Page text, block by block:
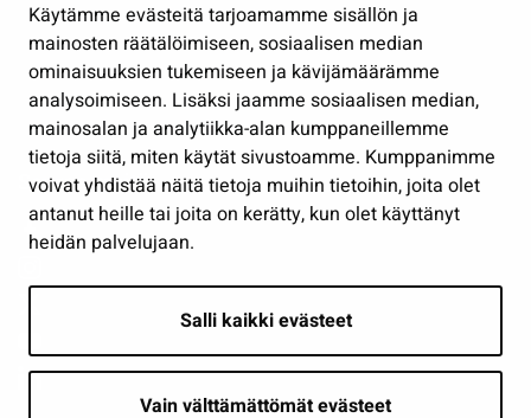
Käytämme evästeitä tarjoamamme sisällön ja
mainosten räätälöimiseen, sosiaalisen median
ominaisuuksien tukemiseen ja kävijämäärämme
analysoimiseen. Lisäksi jaamme sosiaalisen median,
mainosalan ja analytiikka-alan kumppaneillemme
tietoja siitä, miten käytät sivustoamme. Kumppanimme
voivat yhdistää näitä tietoja muihin tietoihin, joita olet
antanut heille tai joita on kerätty, kun olet käyttänyt
heidän palvelujaan.
Salli kaikki evästeet
Vain välttämättömät evästeet
Työ ja yrittäminen
Osallistu ja asioi
Näytä omat evästeasetukseni
Seuraa meitä